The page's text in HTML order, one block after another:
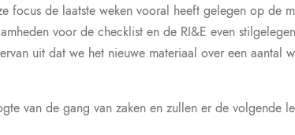
focus de laatste weken vooral heeft gelegen op de
voor de checklist en de RI&E even
uit dat we het nieuwe materiaal over een aantal
van de gang van zaken en zullen er de volgende